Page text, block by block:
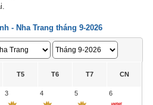
- Nha Trang tháng 9-2026
T5 T6 T7 CN
3 4 5 6